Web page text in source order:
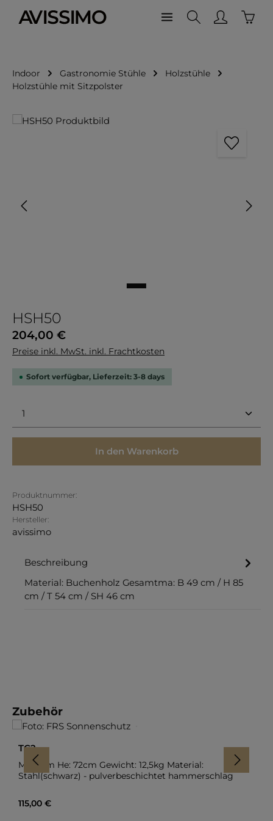
Zum Hauptinhalt springen
Indoor Gastronomie Stühle
Holzstühle
Holzstühle mit Sitzpolster
Bildergalerie überspringen
HSH50
Regulärer Preis:
204,00 €
Preise inkl. MwSt. inkl. Frachtkosten
Sofort verfügbar, Lieferzeit: 3-8 days
Produkt Anzahl: Gib den gewünschten Wert
In den Warenkorb
Produktnummer:
HSH50
Hersteller:
avissimo
Beschreibung
Material: Buchenholz Gesamtma: B 49 cm / H 85
cm / T 54 cm / SH 46 cm
Produktgalerie überspringen
Zubehör
TG2
Ma: 0cm He: 72cm Gewicht: 12,5kg Material:
Stahl(schwarz) - pulverbeschichtet hammerschlag
Regulärer Preis:
115,00 €